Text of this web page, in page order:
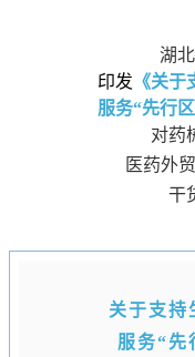
湖
印发 《关于
服务“先行
对药
医药外
干
关于支持
服务“先